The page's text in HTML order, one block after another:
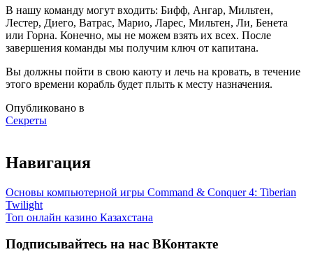
В нашу команду могут входить: Бифф, Ангар, Мильтен,
Лестер, Диего, Ватрас, Марио, Ларес, Мильтен, Ли, Бенета
или Горна. Конечно, мы не можем взять их всех. После
завершения команды мы получим ключ от капитана.
Вы должны пойти в свою каюту и лечь на кровать, в течение
этого времени корабль будет плыть к месту назначения.
Опубликовано в
Секреты
Навигация
Основы компьютерной игры Command & Conquer 4: Tiberian
Twilight
Топ онлайн казино Казахстана
Подписывайтесь на нас ВКонтакте